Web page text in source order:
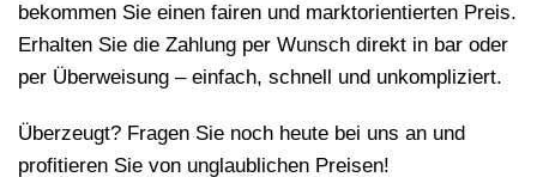
bekommen Sie einen fairen und marktorientierten Preis.
Erhalten Sie die Zahlung per Wunsch direkt in bar oder
per Überweisung – einfach, schnell und unkompliziert.
Überzeugt? Fragen Sie noch heute bei uns an und
profitieren Sie von unglaublichen Preisen!